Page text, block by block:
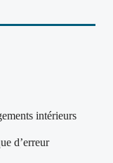
intérieurs
d’erreur